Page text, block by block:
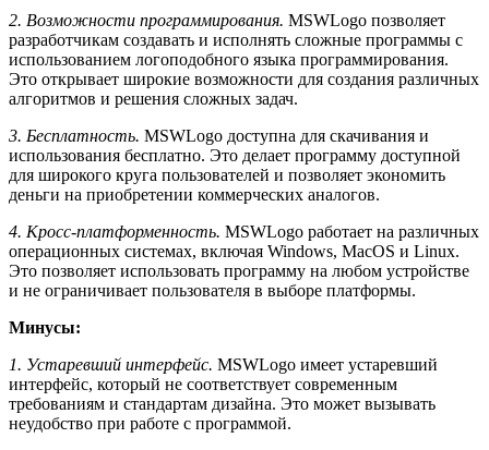
2. Возможности программирования. MSWLogo позволяет
разработчикам создавать и исполнять сложные программы с
использованием логоподобного языка программирования.
Это открывает широкие возможности для создания различных
алгоритмов и решения сложных задач.
3. Бесплатность. MSWLogo доступна для скачивания и
использования бесплатно. Это делает программу доступной
для широкого круга пользователей и позволяет экономить
деньги на приобретении коммерческих аналогов.
4. Кросс-платформенность. MSWLogo работает на различных
операционных системах, включая Windows, MacOS и Linux.
Это позволяет использовать программу на любом устройстве
и не ограничивает пользователя в выборе платформы.
Минусы:
1. Устаревший интерфейс. MSWLogo имеет устаревший
интерфейс, который не соответствует современным
требованиям и стандартам дизайна. Это может вызывать
неудобство при работе с программой.